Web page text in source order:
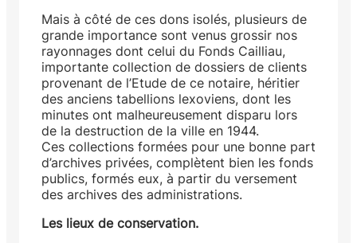
Mais à côté de ces dons isolés, plusieurs de
grande importance sont venus grossir nos
rayonnages dont celui du Fonds Cailliau,
importante collection de dossiers de clients
provenant de l’Etude de ce notaire, héritier
des anciens tabellions lexoviens, dont les
minutes ont malheureusement disparu lors
de la destruction de la ville en 1944.
Ces collections formées pour une bonne part
d’archives privées, complètent bien les fonds
publics, formés eux, à partir du versement
des archives des administrations.
Les lieux de conservation.